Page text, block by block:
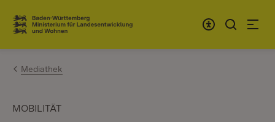
Zum Inhalt springen
Link zur Startseite
Mediathek
MOBILITÄT